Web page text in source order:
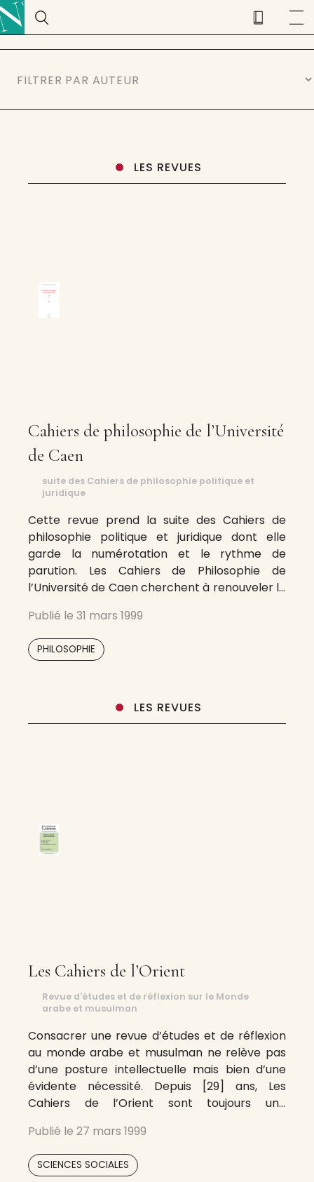
LES REVUES
Cahiers de philosophie de l’Université
de Caen
suite des Cahiers de philosophie politique et
juridique
Cette revue prend la suite des Cahiers de
philosophie politique et juridique dont elle
garde la numérotation et le rythme de
parution. Les Cahiers de Philosophie de
l’Université de Caen cherchent à renouveler la
première et ont pour spécificité de mettre
l’accent sur les questions métaphysiques.
Quand la
Publié le 31 mars 1999
PHILOSOPHIE
LES REVUES
Les Cahiers de l’Orient
Revue d'études et de réflexion sur le Monde
arabe et musulman
Consacrer une revue d’études et de réflexion
au monde arabe et musulman ne relève pas
d’une posture intellectuelle mais bien d’une
évidente nécessité. Depuis [29] ans, Les
Cahiers de l’Orient sont toujours une
d’explication des phénomènes animant cet
espace géographique. Les Cahiers de l’Orient
se situent résolument aux confluents
Publié le 27 mars 1999
SCIENCES SOCIALES